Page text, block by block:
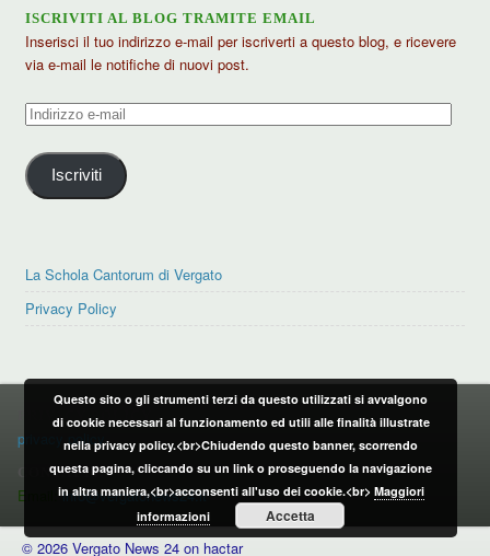
ISCRIVITI AL BLOG TRAMITE EMAIL
Inserisci il tuo indirizzo e-mail per iscriverti a questo blog, e ricevere
via e-mail le notifiche di nuovi post.
Indirizzo
mail
Iscriviti
La Schola Cantorum di Vergato
Privacy Policy
PRIVACY POLICY
privacy policy
CONTATTI:
Email:info@vergatonews24.it
© 2026 Vergato News 24 on hactar
Questo sito o gli strumenti terzi da questo utilizzati si avvalgono
di cookie necessari al funzionamento ed utili alle finalità illustrate
nella privacy policy.<br>Chiudendo questo banner, scorrendo
questa pagina, cliccando su un link o proseguendo la navigazione
in altra maniera,<br>acconsenti all'uso dei cookie.<br> Maggiori
informazioni
Accetta